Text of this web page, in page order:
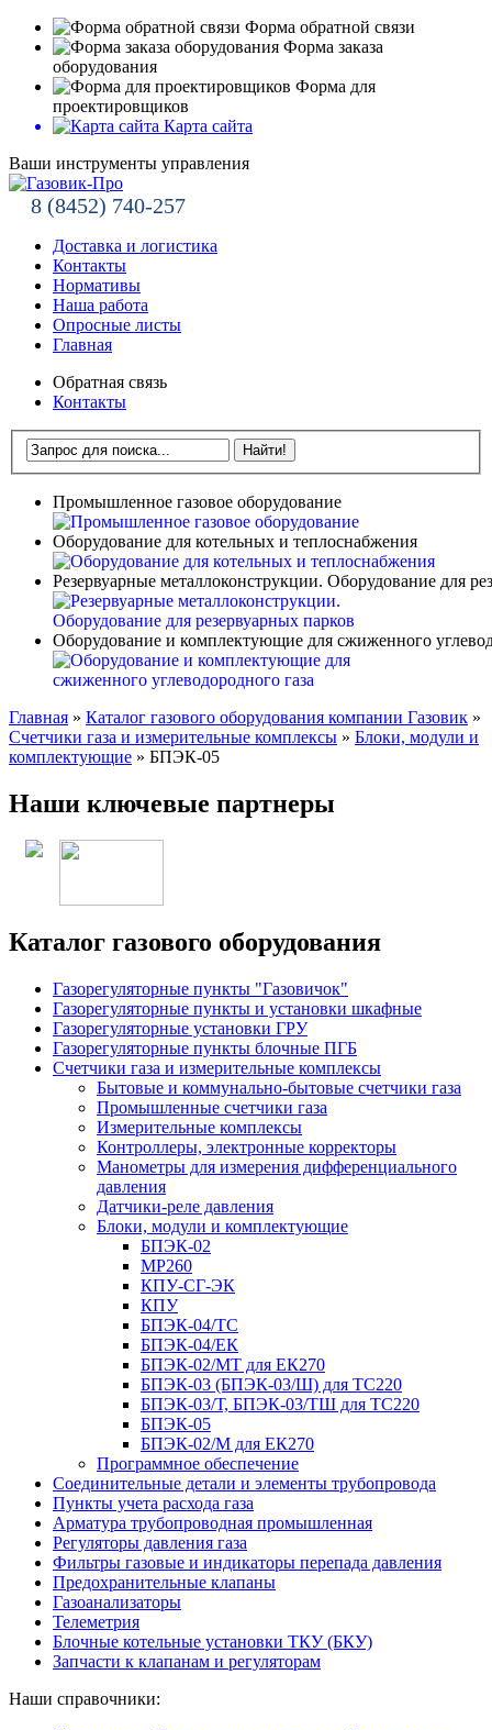
Форма обратной связи
Форма заказа
оборудования
Форма для
проектировщиков
Карта сайта
Ваши инструменты управления
8 (8452) 740-257
Доставка и логистика
Контакты
Нормативы
Наша работа
Опросные листы
Главная
Обратная связь
Контакты
Промышленное газовое оборудование
Оборудование для котельных и теплоснабжения
Резервуарные металлоконструкции. Оборудование для
Оборудование и комплектующие для сжиженного
Главная » Каталог газового оборудования компании Газовик »
Счетчики газа и измерительные комплексы » Блоки, модули и
комплектующие » БПЭК-05
Наши ключевые партнеры
Каталог газового оборудования
Газорегуляторные пункты "Газовичок"
Газорегуляторные пункты и установки шкафные
Газорегуляторные установки ГРУ
Газорегуляторные пункты блочные ПГБ
Счетчики газа и измерительные комплексы
Бытовые и коммунально-бытовые счетчики газа
Промышленные счетчики газа
Измерительные комплексы
Контроллеры, электронные корректоры
Манометры для измерения дифференциального
давления
Датчики-реле давления
Блоки, модули и комплектующие
БПЭК-02
МР260
КПУ-СГ-ЭК
КПУ
БПЭК-04/ТС
БПЭК-04/ЕК
БПЭК-02/МТ для ЕК270
БПЭК-03 (БПЭК-03/Ш) для ТС220
БПЭК-03/Т, БПЭК-03/ТШ для ТС220
БПЭК-05
БПЭК-02/М для ЕК270
Программное обеспечение
Соединительные детали и элементы трубопровода
Пункты учета расхода газа
Арматура трубопроводная промышленная
Регуляторы давления газа
Фильтры газовые и индикаторы перепада давления
Предохранительные клапаны
Газоанализаторы
Телеметрия
Блочные котельные установки ТКУ (БКУ)
Запчасти к клапанам и регуляторам
Наши справочники: